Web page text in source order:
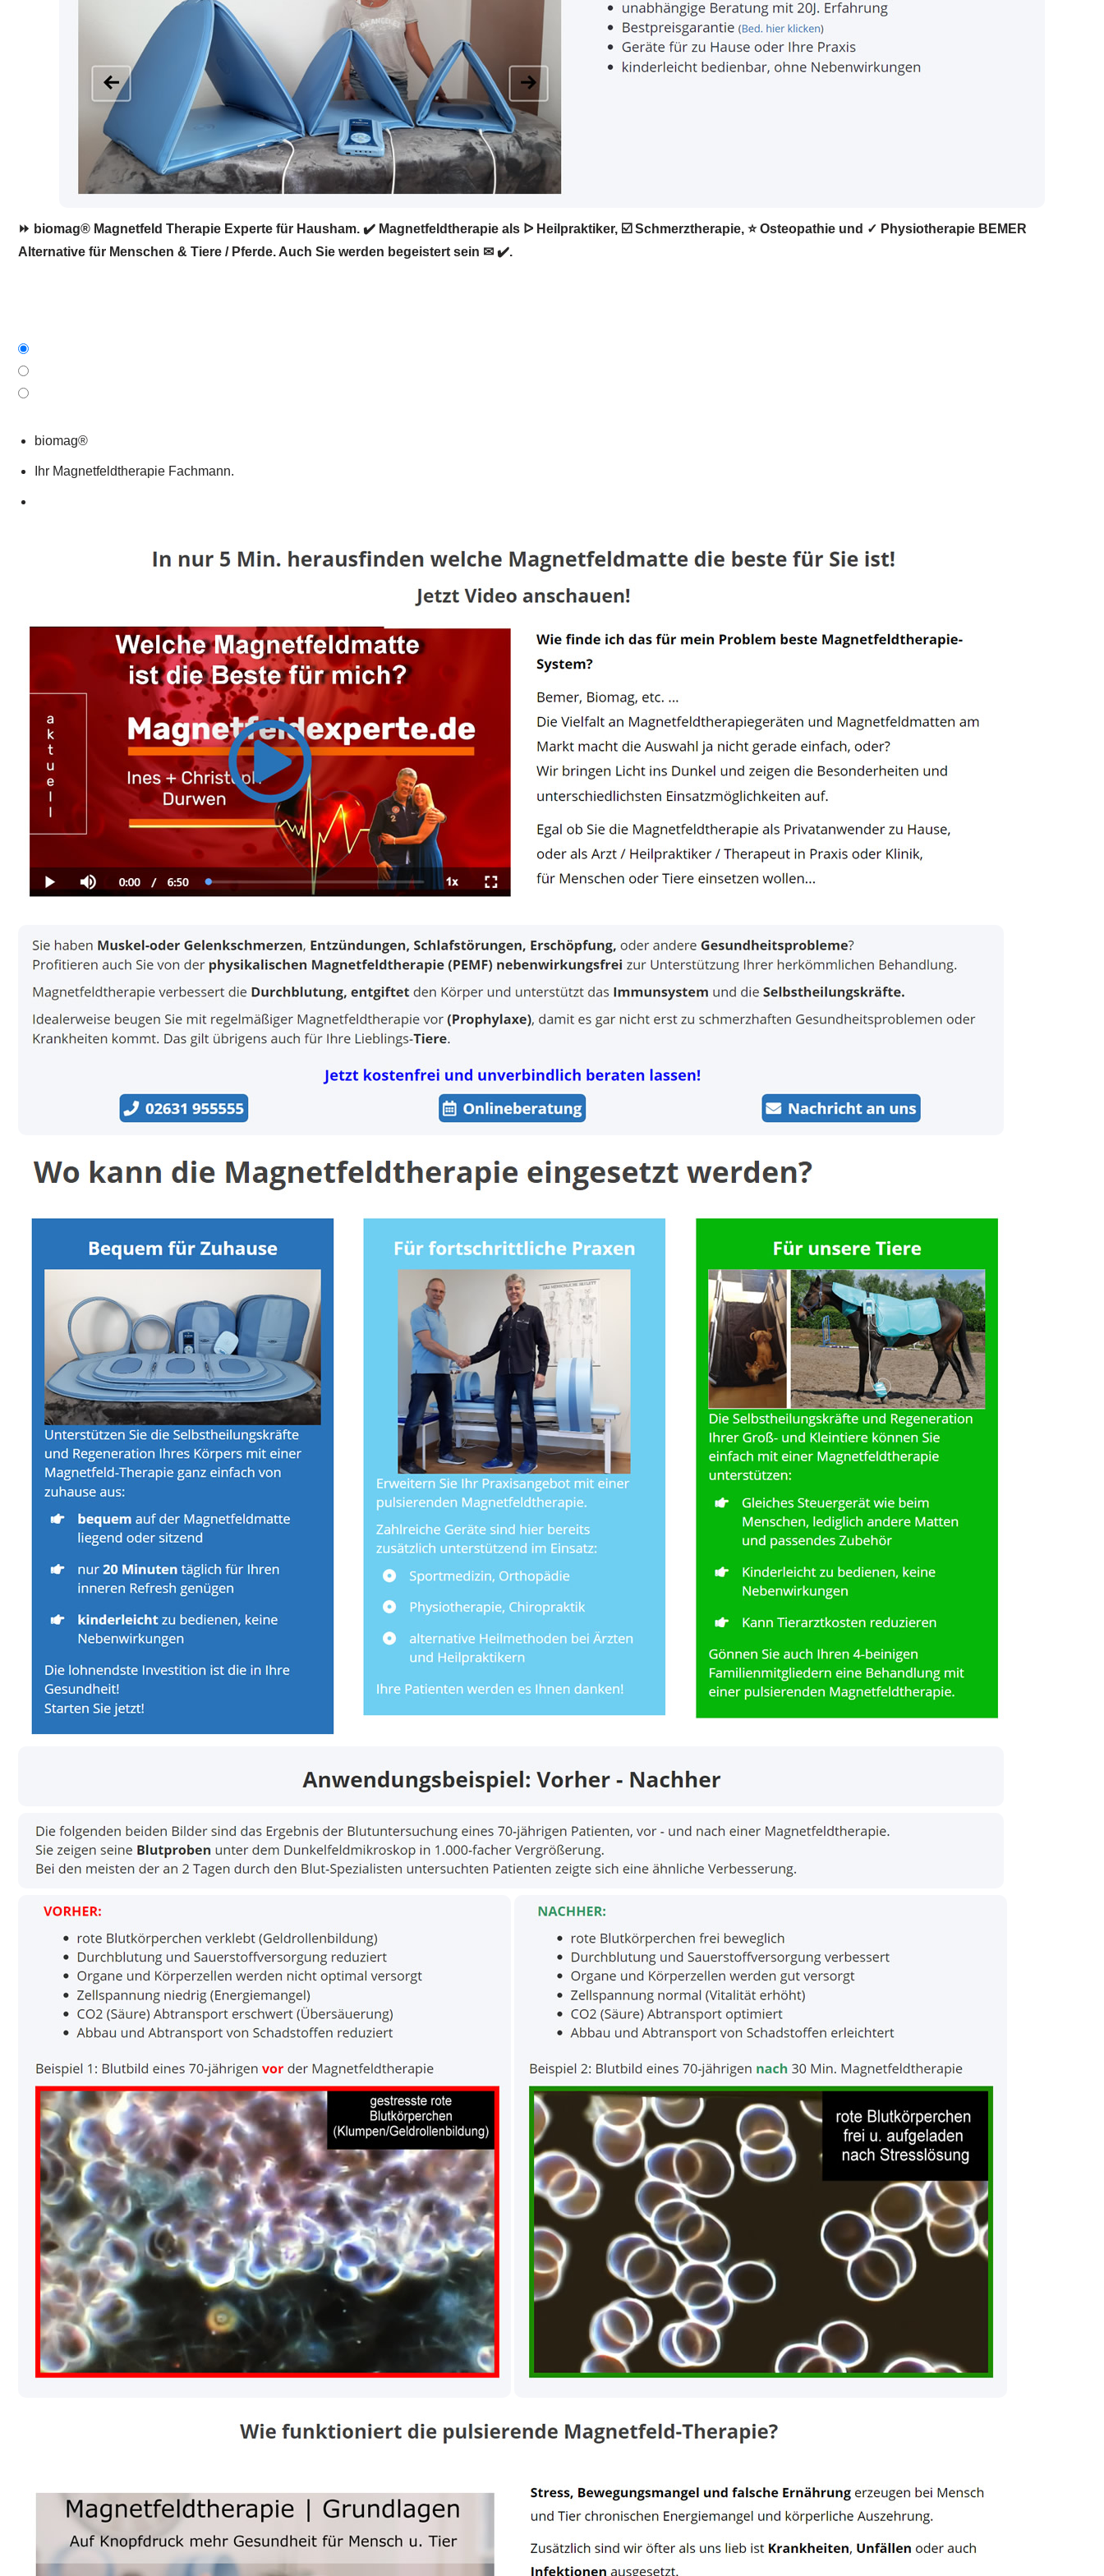
⏩ biomag® Magnetfeld Therapie Experte für Hausham. ✔️ Magnetfeldtherapie als ᐅ Heilpraktiker, ☑️ Schmerztherapie, ⭐ Osteopathie und ✓ Physiotherapie BEMER
Alternative für Menschen & Tiere / Pferde. Auch Sie werden begeistert sein ✉ ✔️.
biomag®
Ihr Magnetfeldtherapie Fachmann.